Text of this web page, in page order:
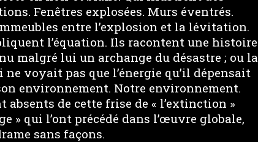
Fenêtres explosées. Murs éventrés.
entre l’explosion et la lévitation.
l’équation. Ils racontent une histoire
malgré lui un archange du désastre ; ou la
voyait pas que l’énergie qu’il dépensait
environnement. Notre environnement.
absents de cette frise de « l’extinction »
» qui l’ont précédé dans l’œuvre globale,
sans façons.